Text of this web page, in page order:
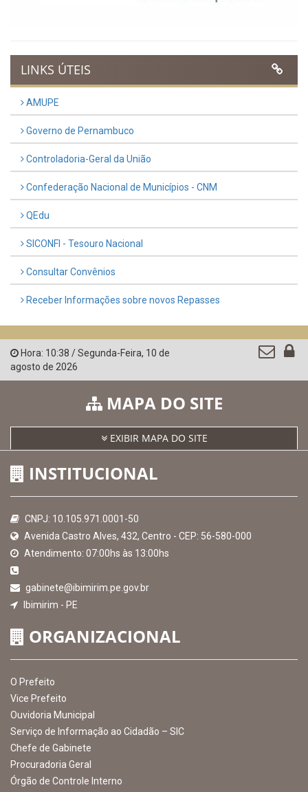
LINKS ÚTEIS
AMUPE
Governo de Pernambuco
Controladoria-Geral da União
Confederação Nacional de Municípios - CNM
QEdu
SICONFI - Tesouro Nacional
Consultar Convênios
Receber Informações sobre novos Repasses
Hora: 10:38 /Segunda-Feira, 10 de
agosto de 2026
MAPA DO SITE
EXIBIR MAPA DO SITE
INSTITUCIONAL
CNPJ: 10.105.971.0001-50
Avenida Castro Alves, 432, Centro - CEP: 56-580-000
Atendimento: 07:00hs às 13:00hs
gabinete@ibimirim.pe.gov.br
Ibimirim - PE
ORGANIZACIONAL
O Prefeito
Vice Prefeito
Ouvidoria Municipal
Serviço de Informação ao Cidadão – SIC
Chefe de Gabinete
Procuradoria Geral
Órgão de Controle Interno